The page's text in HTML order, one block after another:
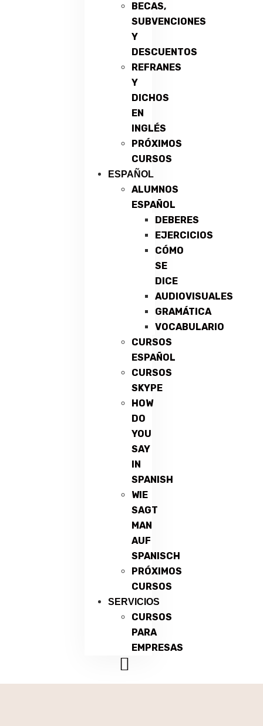
BECAS,
SUBVENCIONES
Y
DESCUENTOS
REFRANES
Y
DICHOS
EN
INGLÉS
PRÓXIMOS
CURSOS
ESPAÑOL
ALUMNOS
ESPAÑOL
DEBERES
EJERCICIOS
CÓMO
SE
DICE
AUDIOVISUALES
GRAMÁTICA
VOCABULARIO
CURSOS
ESPAÑOL
CURSOS
SKYPE
HOW
DO
YOU
SAY
IN
SPANISH
WIE
SAGT
MAN
AUF
SPANISCH
PRÓXIMOS
CURSOS
SERVICIOS
CURSOS
PARA
EMPRESAS